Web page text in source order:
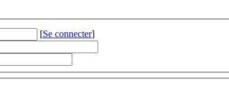
[Se connecter]